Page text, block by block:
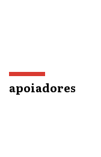
apoiadores